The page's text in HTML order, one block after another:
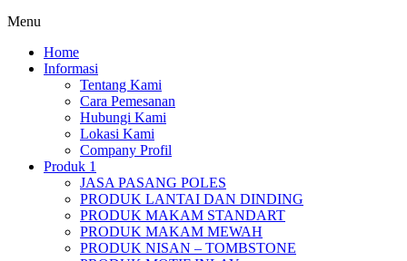
Menu
Home
Informasi
Tentang Kami
Cara Pemesanan
Hubungi Kami
Lokasi Kami
Company Profil
Produk 1
JASA PASANG POLES
PRODUK LANTAI DAN DINDING
PRODUK MAKAM STANDART
PRODUK MAKAM MEWAH
PRODUK NISAN – TOMBSTONE